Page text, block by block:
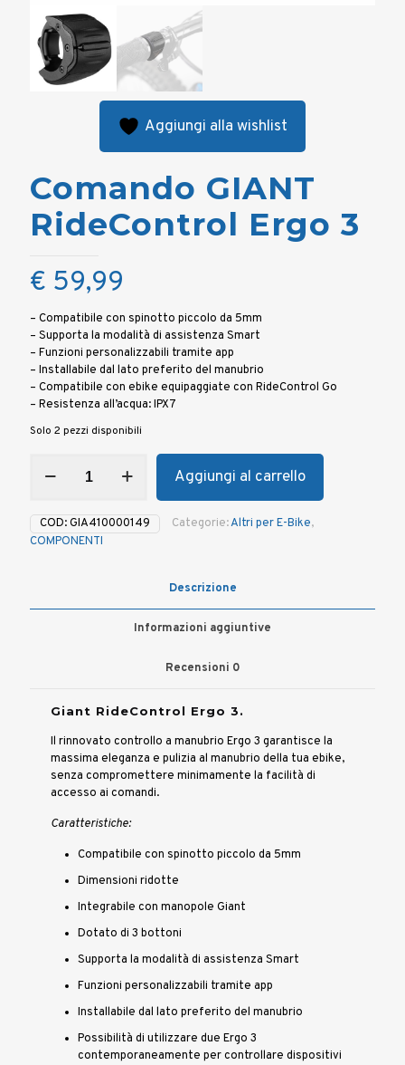
Aggiungi alla wishlist
Comando GIANT
RideControl Ergo 3
€ 59,99
– Compatibile con spinotto piccolo da 5mm
– Supporta la modalità di assistenza Smart
– Funzioni personalizzabili tramite app
– Installabile dal lato preferito del manubrio
– Compatibile con ebike equipaggiate con RideControl Go
– Resistenza all’acqua: IPX7
Solo 2 pezzi disponibili
GIANT
Ergo
3
quantità
Aggiungi al carrello
COD:GIA410000149 Categorie:Altri per E-Bike,
COMPONENTI
Descrizione
Informazioni aggiuntive
Recensioni 0
Giant RideControl Ergo 3.
Il rinnovato controllo a manubrio Ergo 3 garantisce la
massima eleganza e pulizia al manubrio della tua ebike,
senza compromettere minimamente la facilità di
accesso ai comandi.
Caratteristiche:
Compatibile con spinotto piccolo da 5mm
Dimensioni ridotte
Integrabile con manopole Giant
Dotato di 3 bottoni
Supporta la modalità di assistenza Smart
Funzioni personalizzabili tramite app
Installabile dal lato preferito del manubrio
Possibilità di utilizzare due Ergo 3
contemporaneamente per controllare dispositivi